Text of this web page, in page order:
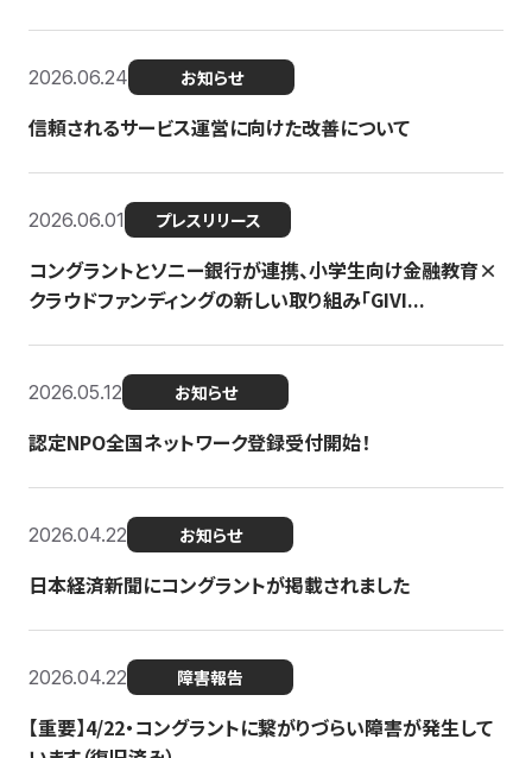
2026.06.24 お知らせ
信頼されるサービス運営に向けた改善について
2026.06.01 プレスリリース
コングラントとソニー銀行が連携、小学生向け金融教育×
クラウドファンディングの新しい取り組み「GIVI...
2026.05.12 お知らせ
認定NPO全国ネットワーク登録受付開始！
2026.04.22 お知らせ
日本経済新聞にコングラントが掲載されました
2026.04.22 障害報告
【重要】4/22・コングラントに繋がりづらい障害が発生して